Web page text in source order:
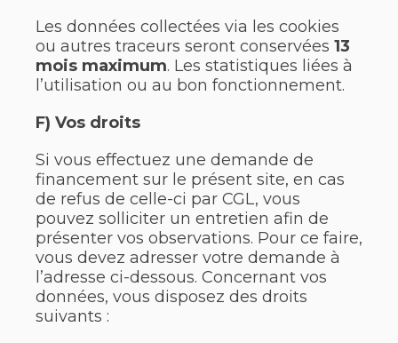
Les données collectées via les cookies
ou autres traceurs seront conservées 13
mois maximum. Les statistiques liées à
l’utilisation ou au bon fonctionnement.
F) Vos droits
Si vous effectuez une demande de
financement sur le présent site, en cas
de refus de celle-ci par CGL, vous
pouvez solliciter un entretien afin de
présenter vos observations. Pour ce faire,
vous devez adresser votre demande à
l’adresse ci-dessous. Concernant vos
données, vous disposez des droits
suivants :